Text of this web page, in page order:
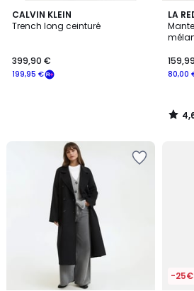
CALVIN KLEIN
Trench long ceinturé
€
souscrivez
199,95 €
399,90 €
LA
80,00
4,6
/ 5
/
-